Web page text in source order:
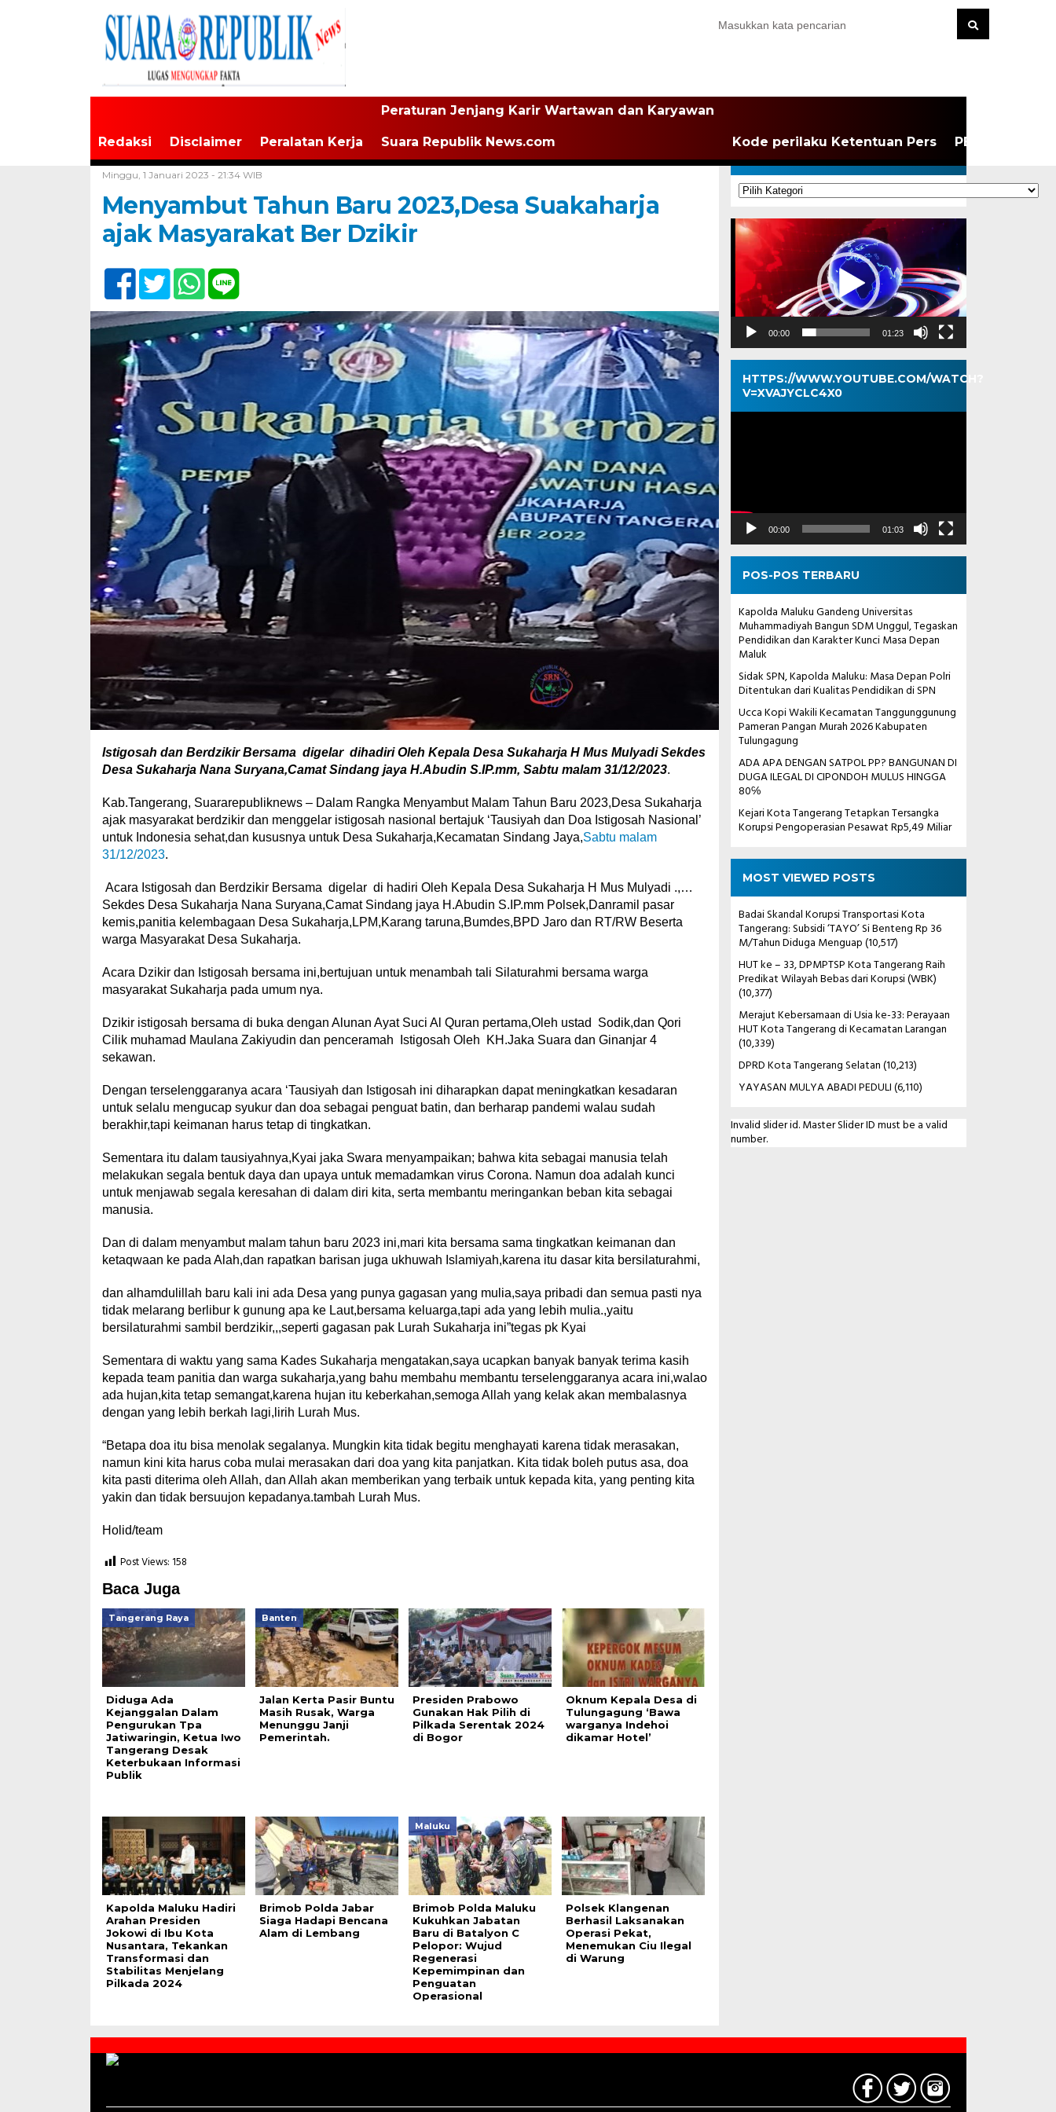
Redaksi Disclaimer Peralatan Kerja
Peraturan Jenjang Karir Wartawan dan Karyawan
Suara Republik News.com Kode perilaku Ketentuan Pers PEDOMAN
Minggu, 1 Januari 2023 - 21:34 WIB
Menyambut Tahun Baru 2023,Desa Suakaharja
ajak Masyarakat Ber Dzikir
Istigosah dan Berdzikir Bersama digelar dihadiri Oleh Kepala Desa Sukaharja H Mus Mulyadi Sekdes
Desa Sukaharja Nana Suryana,Camat Sindang jaya H.Abudin S.IP.mm, Sabtu malam 31/12/2023.
Kab.Tangerang, Suararepubliknews – Dalam Rangka Menyambut Malam Tahun Baru 2023,Desa Sukaharja
ajak masyarakat berdzikir dan menggelar istigosah nasional bertajuk ‘Tausiyah dan Doa Istigosah Nasional’
untuk Indonesia sehat,dan kususnya untuk Desa Sukaharja,Kecamatan Sindang Jaya,Sabtu malam
31/12/2023.
Acara Istigosah dan Berdzikir Bersama digelar di hadiri Oleh Kepala Desa Sukaharja H Mus Mulyadi .,…
Sekdes Desa Sukaharja Nana Suryana,Camat Sindang jaya H.Abudin S.IP.mm Polsek,Danramil pasar
kemis,panitia kelembagaan Desa Sukaharja,LPM,Karang taruna,Bumdes,BPD Jaro dan RT/RW Beserta
warga Masyarakat Desa Sukaharja.
Acara Dzikir dan Istigosah bersama ini,bertujuan untuk menambah tali Silaturahmi bersama warga
masyarakat Sukaharja pada umum nya.
Dzikir istigosah bersama di buka dengan Alunan Ayat Suci Al Quran pertama,Oleh ustad Sodik,dan Qori
Cilik muhamad Maulana Zakiyudin dan penceramah Istigosah Oleh KH.Jaka Suara dan Ginanjar 4
sekawan.
Dengan terselenggaranya acara ‘Tausiyah dan Istigosah ini diharapkan dapat meningkatkan kesadaran
untuk selalu mengucap syukur dan doa sebagai penguat batin, dan berharap pandemi walau sudah
berakhir,tapi keimanan harus tetap di tingkatkan.
Sementara itu dalam tausiyahnya,Kyai jaka Swara menyampaikan; bahwa kita sebagai manusia telah
melakukan segala bentuk daya dan upaya untuk memadamkan virus Corona. Namun doa adalah kunci
untuk menjawab segala keresahan di dalam diri kita, serta membantu meringankan beban kita sebagai
manusia.
Dan di dalam menyambut malam tahun baru 2023 ini,mari kita bersama sama tingkatkan keimanan dan
ketaqwaan ke pada Alah,dan rapatkan barisan juga ukhuwah Islamiyah,karena itu dasar kita bersilaturahmi,
dan alhamdulillah baru kali ini ada Desa yang punya gagasan yang mulia,saya pribadi dan semua pasti nya
tidak melarang berlibur k gunung apa ke Laut,bersama keluarga,tapi ada yang lebih mulia.,yaitu
bersilaturahmi sambil berdzikir,,,seperti gagasan pak Lurah Sukaharja ini”tegas pk Kyai
Sementara di waktu yang sama Kades Sukaharja mengatakan,saya ucapkan banyak banyak terima kasih
kepada team panitia dan warga sukaharja,yang bahu membahu membantu terselenggaranya acara ini,walao
ada hujan,kita tetap semangat,karena hujan itu keberkahan,semoga Allah yang kelak akan membalasnya
dengan yang lebih berkah lagi,lirih Lurah Mus.
“Betapa doa itu bisa menolak segalanya. Mungkin kita tidak begitu menghayati karena tidak merasakan,
namun kini kita harus coba mulai merasakan dari doa yang kita panjatkan. Kita tidak boleh putus asa, doa
kita pasti diterima oleh Allah, dan Allah akan memberikan yang terbaik untuk kepada kita, yang penting kita
yakin dan tidak bersuujon kepadanya.tambah Lurah Mus.
Holid/team
Post Views: 158
Baca Juga
Tangerang Raya
Diduga Ada
Kejanggalan Dalam
Pengurukan Tpa
Jatiwaringin, Ketua Iwo
Tangerang Desak
Keterbukaan Informasi
Publik
Banten
Jalan Kerta Pasir Buntu
Masih Rusak, Warga
Menunggu Janji
Pemerintah.
Presiden Prabowo
Gunakan Hak Pilih di
Pilkada Serentak 2024
di Bogor
Oknum Kepala Desa di
Tulungagung ‘Bawa
warganya Indehoi
dikamar Hotel’
Kapolda Maluku Hadiri
Arahan Presiden
Jokowi di Ibu Kota
Nusantara, Tekankan
Transformasi dan
Stabilitas Menjelang
Pilkada 2024
Brimob Polda Jabar
Siaga Hadapi Bencana
Alam di Lembang
Maluku
Brimob Polda Maluku
Kukuhkan Jabatan
Baru di Batalyon C
Pelopor: Wujud
Regenerasi
Kepemimpinan dan
Penguatan
Operasional
Polsek Klangenan
Berhasil Laksanakan
Operasi Pekat,
Menemukan Ciu Ilegal
di Warung
KATEGORI
Kategori
Pemutar
Video
00:00 01:23
HTTPS://WWW.YOUTUBE.COM/WATCH?
V=XVAJYCLC4X0
Pemutar
00:00 01:03
POS-POS TERBARU
Kapolda Maluku Gandeng Universitas
Muhammadiyah Bangun SDM Unggul, Tegaskan
Pendidikan dan Karakter Kunci Masa Depan
Maluk
Sidak SPN, Kapolda Maluku: Masa Depan Polri
Ditentukan dari Kualitas Pendidikan di SPN
Ucca Kopi Wakili Kecamatan Tanggunggunung
Pameran Pangan Murah 2026 Kabupaten
Tulungagung
ADA APA DENGAN SATPOL PP? BANGUNAN DI
DUGA ILEGAL DI CIPONDOH MULUS HINGGA
80℅
Kejari Kota Tangerang Tetapkan Tersangka
Korupsi Pengoperasian Pesawat Rp5,49 Miliar
MOST VIEWED POSTS
Badai Skandal Korupsi Transportasi Kota
Tangerang: Subsidi ‘TAYO’ Si Benteng Rp 36
M/Tahun Diduga Menguap(10,517)
HUT ke – 33, DPMPTSP Kota Tangerang Raih
Predikat Wilayah Bebas dari Korupsi (WBK)
(10,377)
Merajut Kebersamaan di Usia ke-33: Perayaan
HUT Kota Tangerang di Kecamatan Larangan
(10,339)
DPRD Kota Tangerang Selatan(10,213)
YAYASAN MULYA ABADI PEDULI(6,110)
Invalid slider id. Master Slider ID must be a valid
number.